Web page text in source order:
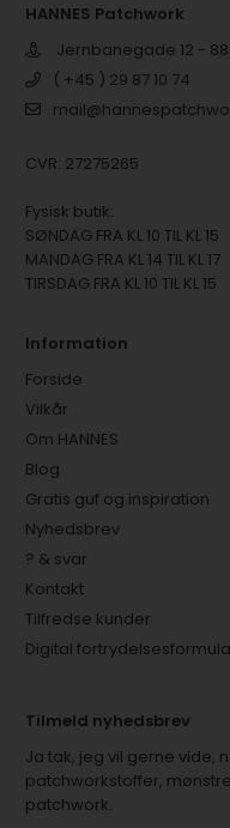
HANNES Patchwork
Jernbanegade 12 -
( +45 ) 29 87 10 74
CVR: 27275265
Fysisk butik:
SØNDAG FRA KL 10 TIL KL 15
MANDAG FRA KL 14 TIL KL 17
TIRSDAG FRA KL 10 TIL KL 15
Information
Forside
Vilkår
Om HANNES
Blog
Gratis guf og inspiration
Nyhedsbrev
? & svar
Kontakt
Tilfredse kunder
Digital
Tilmeld nyhedsbrev
Ja tak, jeg vil gerne vide,
patchworkstoffer,
patchwork.